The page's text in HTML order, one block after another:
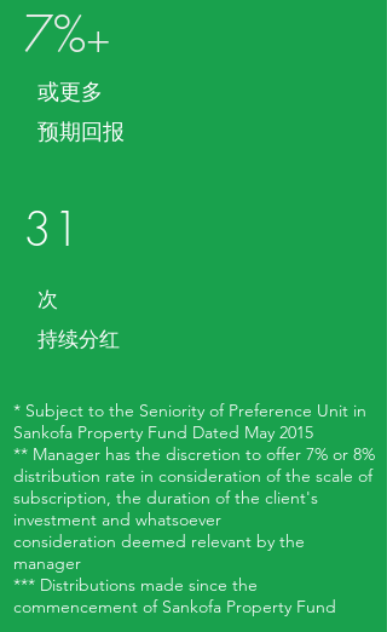
7%+
或更多
预期回报
31
次
持续分红
* Subject to the Seniority of Preference Unit in
Sankofa Property Fund Dated May 2015
** Manager has the discretion to offer 7% or 8%
distribution rate in consideration of the scale of
subscription, the duration of the client's
investment and whatsoever
consideration deemed relevant by the
manager
*** Distributions made since the
commencement of Sankofa Property Fund